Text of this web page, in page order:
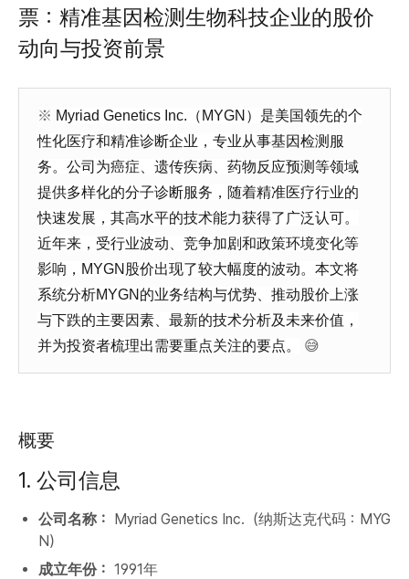
票：精准基因检测生物科技企业的股价
动向与投资前景
※ Myriad Genetics Inc.（MYGN）是美国领先的个
性化医疗和精准诊断企业，专业从事基因检测服
务。公司为癌症、遗传疾病、药物反应预测等领域
提供多样化的分子诊断服务，随着精准医疗行业的
快速发展，其高水平的技术能力获得了广泛认可。
近年来，受行业波动、竞争加剧和政策环境变化等
影响，MYGN股价出现了较大幅度的波动。本文将
系统分析MYGN的业务结构与优势、推动股价上涨
与下跌的主要因素、最新的技术分析及未来价值，
并为投资者梳理出需要重点关注的要点。
😅
概要
1. 公司信息
公司名称： Myriad Genetics Inc.（纳斯达克代码：MYG
N）
成立年份： 1991年